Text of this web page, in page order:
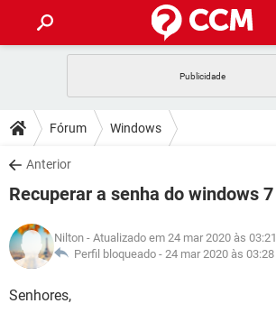
CELULAR
OUTLOOK
INSTAGRAM GMAIL
GUIA DE COMPRAS
DICAS
JOGOS
INSTAGRAM GMAIL
GUIA DE COMPRAS
DOWNLOADS
JOGOS WHATSAPP
CELULAR
OUTLOOK EXCEL
INSTAGRAM
FÓRUM
JOGOS WHATSAPP
CELULAR
OUTLOOK
GLOSSÁRIO
JOGOS
Fórum Windows
Anterior
Recuperar a senha do windows 7
Nilton - Atualizado em 24 mar 2020 às 03:21
Perfil bloqueado - 24 mar 2020 às 03:28
Senhores,